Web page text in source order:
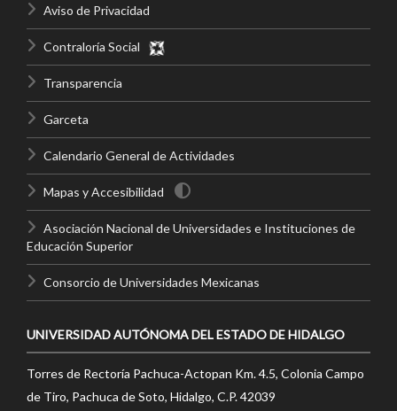
Aviso de Privacidad
Contraloría Social
Transparencia
Garceta
Calendario General de Actividades
Mapas y Accesibilidad
Asociación Nacional de Universidades e Instituciones de
Educación Superior
Consorcio de Universidades Mexicanas
UNIVERSIDAD AUTÓNOMA DEL ESTADO DE HIDALGO
Torres de Rectoría Pachuca-Actopan Km. 4.5, Colonia Campo
de Tiro, Pachuca de Soto, Hidalgo, C.P. 42039